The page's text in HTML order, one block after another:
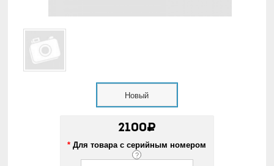
Новый
2100₽
* Для товара с серийным номером
?